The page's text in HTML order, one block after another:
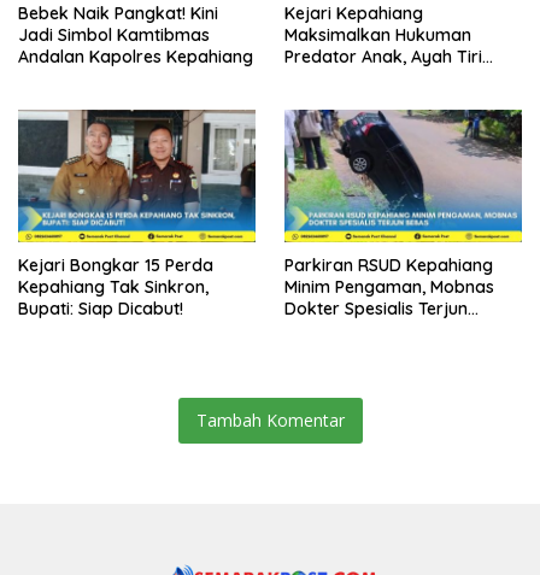
Bebek Naik Pangkat! Kini
Jadi Simbol Kamtibmas
Andalan Kapolres Kepahiang
Kejari Kepahiang
Maksimalkan Hukuman
Predator Anak, Ayah Tiri
Kejari Bongkar 15 Perda
Kepahiang Tak Sinkron,
Bupati: Siap Dicabut!
Parkiran RSUD Kepahiang
Minim Pengaman, Mobnas
Dokter Spesialis Terjun
Tambah Komentar